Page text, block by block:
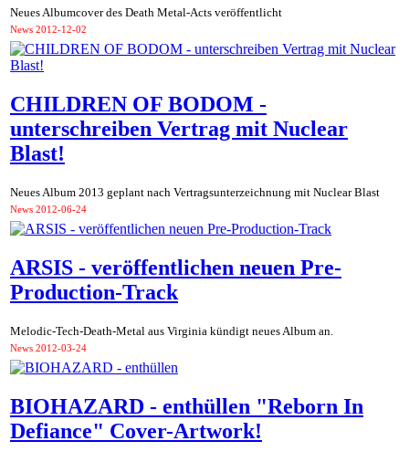
Neues Albumcover des Death Metal-Acts veröffentlicht
News 2012-12-02
CHILDREN OF BODOM -
unterschreiben Vertrag mit Nuclear
Blast!
Neues Album 2013 geplant nach Vertragsunterzeichnung mit Nuclear Blast
News 2012-06-24
ARSIS - veröffentlichen neuen Pre-
Production-Track
Melodic-Tech-Death-Metal aus Virginia kündigt neues Album an.
News 2012-03-24
BIOHAZARD - enthüllen "Reborn In
Defiance" Cover-Artwork!